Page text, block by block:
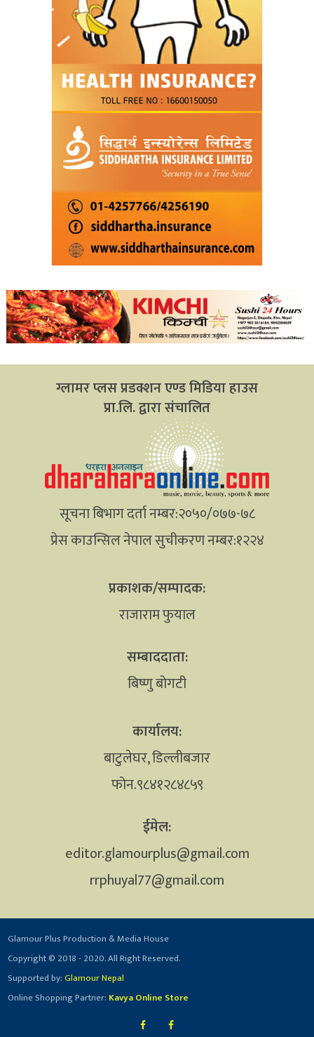
ग्लामर प्लस प्रडक्शन एण्ड मिडिया हाउस
प्रा.लि. द्वारा संचालित
सूचना बिभाग दर्ता नम्बर:२०५०/०७७-७८
प्रेस काउन्सिल नेपाल सुचीकरण नम्बर:१२२४
प्रकाशक/सम्पादक:
राजाराम फुयाल
सम्बाददाता:
बिष्णु बोगटी
कार्यालय:
बाटुलेघर, डिल्लीबजार
फोन.९८४१२८४८५९
ईमेल:
editor.glamourplus@gmail.com
rrphuyal77@gmail.com
Glamour Plus Production & Media House
Copyright © 2018 - 2020. All Right Reserved.
Supported by:Glamour Nepal
Online Shopping Partner: Kavya Online Store